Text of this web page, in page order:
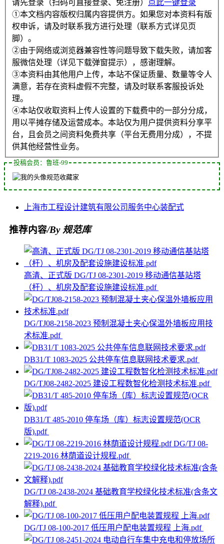
请先登录（扫码可直接登录、免注册）
点此一键登录
①本文档内容版权归属内容提供方。如果您对本资料有版
权申诉，请及时联系我方进行处理（联系方式详见页
脚）。
②由于网络或浏览器兼容性等问题导致下载失败，请加客
服微信处理（详见下载弹窗提示），感谢理解。
③本资料由其他用户上传，本站不保证质量、数量等令人
满意，若存在资料虚假不完整，请及时联系客服投诉处
理。
④本站仅收取资料上传人设置的下载费中的一部分分成，
用以平摊存储及运营成本。本站仅为用户提供资料分享平
台，且会员之间资料免费共享（平台无费用分成），不提
供其他经营性业务。
投稿会员：鲁班-99
规范收藏家
上海市工程设计建筑有限公司 服务中心装配式
推荐内容/By 规范库
高清、正式版 DG/TJ 08-2301-2019 移动通信基站塔
（杆）、机房及配套设施建设标准.pdf
DG/TJ08-2158-2023 预制混凝土夹心保温外墙板应用技
术标准.pdf
DB31/T 1083-2025 公共停车信息联网技术要求.pdf
DG/TJ08-2482-2025 建设工程数智化检测技术标准.pdf
DB31/T 485-2010 停车场（库）标志设置规范(OCR
版).pdf
DG/TJ 08-
2219-2016 林荫道设计规程.pdf
DG/TJ 08-2438-2024 基础教育学校绿化技术标准(含条文
解释).pdf
DG/TJ 08-100-2017 低压用户配电装置规程 上海.pdf